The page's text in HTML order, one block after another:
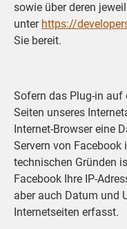
sowie über deren
unter https://
Sie bereit.
Sofern das Plug-in auf
Seiten unseres
Internet-Browser eine
Servern von Facebook
technischen Gründen
Facebook Ihre IP-
aber auch Datum und
Internetseiten erfasst.